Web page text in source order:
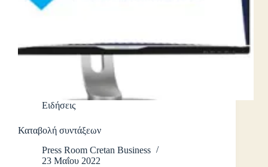
Ειδήσεις
Καταβολή συντάξεων
Press Room Cretan Business
23 Μαΐου 2022